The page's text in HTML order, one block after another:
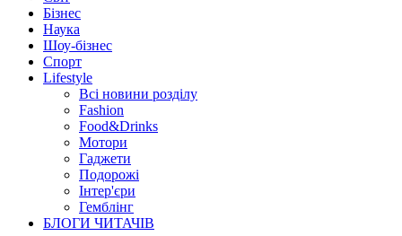
Бізнес
Наука
Шоу-бізнес
Спорт
Lifestyle
Всі новини розділу
Fashion
Food&Drinks
Мотори
Гаджети
Подорожі
Інтер'єри
Гемблінг
БЛОГИ ЧИТАЧІВ